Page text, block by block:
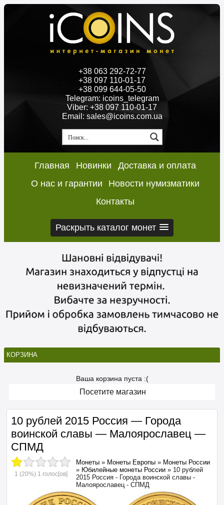
+38 063 292-72-77
+38 097 110-01-17
+38 099 644-05-50
Telegram: icoins_telegram
Viber: +38 097 110-01-17
Email: sales@icoins.com.ua
Главная Новинки
Доставка и оплата
О нас и гарантии
Новости нумизматики
Контакты
Раскрыть каталог монет
КОРЗИНА
Ваша корзина пуста :(
Посетите магазин
10 рублей 2015 Россия — Города
воинской славы — Малоярославец —
СПМД
1 (20%) 1 голос[ов]
Монеты » Монеты Европы » Монеты России
» Юбилейные монеты России » 10 рублей
2015 Россия - Города воинской славы -
Малоярославец - СПМД